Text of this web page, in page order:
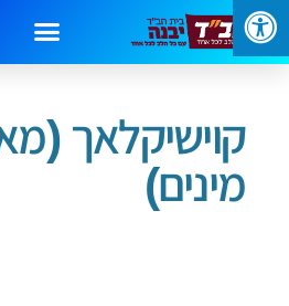
עמוד הבית/סוכות/ קוישיקלאך (מאגד ל-4 מינים)
מינים)